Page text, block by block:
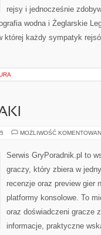
rejsy i jednocześnie
wodna i Żeglarskie
której każdy sympatyk
MOŻLIWOŚĆ
Serwis GryPoradnik.pl to
graczy, który zbiera w
recenzje oraz preview gier
platformy konsolowe. To
oraz doświadczeni gracze
informacje, praktyczne